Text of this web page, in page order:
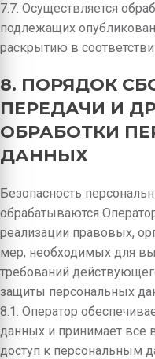
7.7. Осуществляется
подлежащих
раскрытию в
8. ПОРЯДОК
ПЕРЕДАЧИ И
ОБРАБОТКИ
ДАННЫХ
Безопасность
обрабатываются
реализации правовых,
мер, необходимых для
требований
защиты персональных
8.1. Оператор
данных и принимает
доступ к персональным